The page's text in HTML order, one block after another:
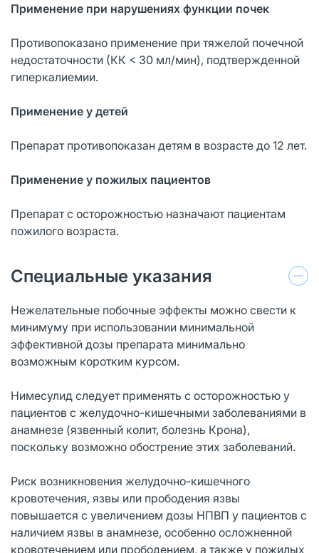
Применение при нарушениях функции почек
Противопоказано применение при тяжелой почечной
недостаточности (КК < 30 мл/мин), подтвержденной
гиперкалиемии.
Применение у детей
Препарат противопоказан детям в возрасте до 12 лет.
Применение у пожилых пациентов
Препарат с осторожностью назначают пациентам
пожилого возраста.
Специальные указания
Нежелательные побочные эффекты можно свести к
минимуму при использовании минимальной
эффективной дозы препарата минимально
возможным коротким курсом.
Нимесулид следует применять с осторожностью у
пациентов с желудочно-кишечными заболеваниями в
анамнезе (язвенный колит, болезнь Крона),
поскольку возможно обострение этих заболеваний.
Риск возникновения желудочно-кишечного
кровотечения, язвы или прободения язвы
повышается с увеличением дозы НПВП у пациентов с
наличием язвы в анамнезе, особенно осложненной
кровотечением или прободением, а также у пожилых